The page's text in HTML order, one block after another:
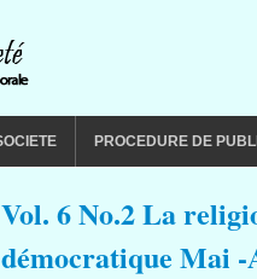
PROCEDURE DE
Vol. 6 No.2 La
démocratique Mai -